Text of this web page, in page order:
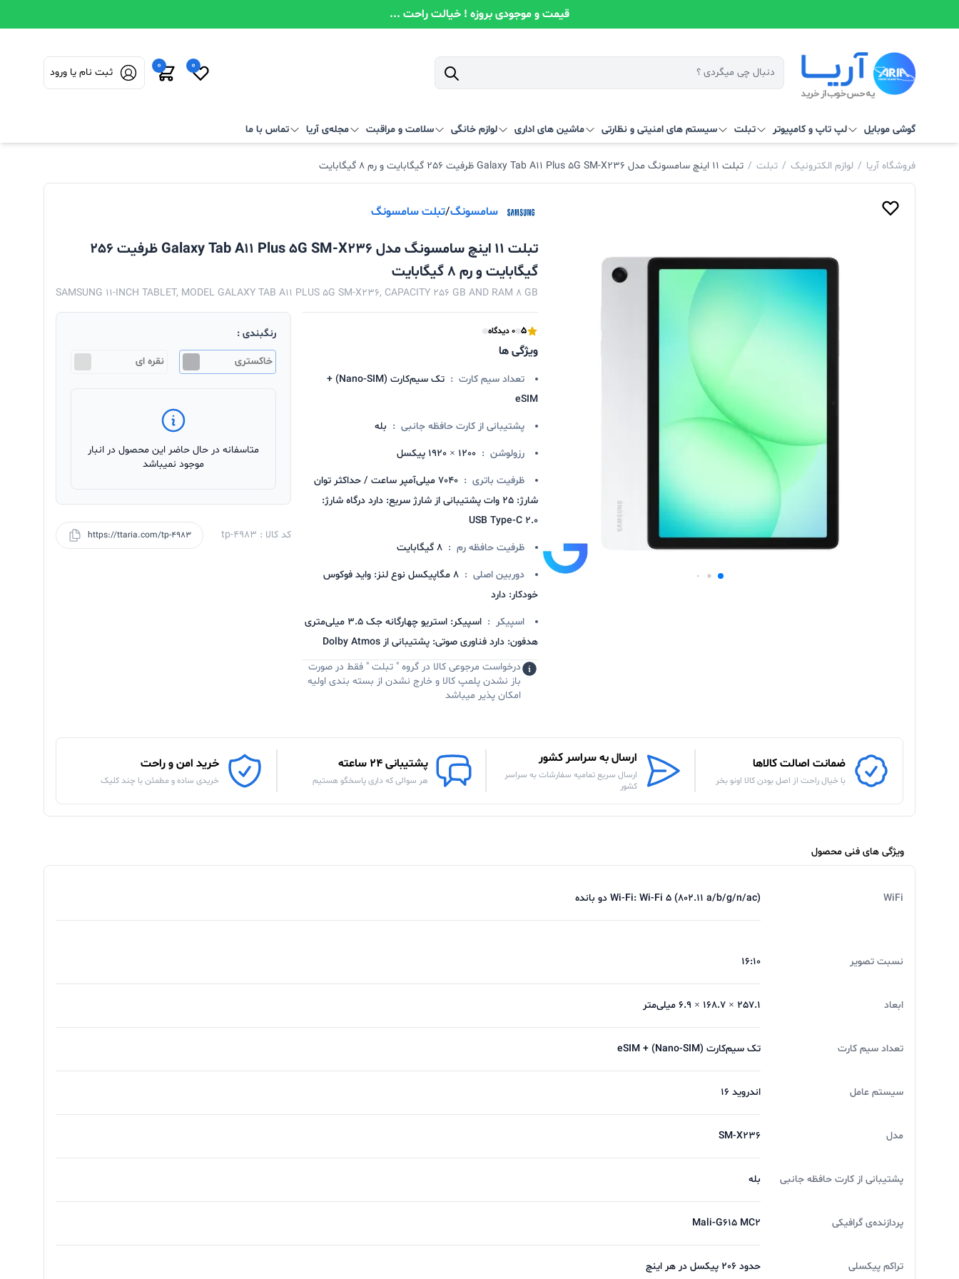
قیمت و موجودی بروزه ! خیالت راحت ...
0
0
ثبت نام یا ورود
گوشی موبایل لپ تاپ و کامپیوتر تبلت سیستم‌ های امنیتی و نظارتی ماشین های اداری لوازم خانگی سلامت و مراقبت مجله‌ی آریا تماس با ما
فروشگاه آریا / لوازم الکترونیک / تبلت / تبلت 11 اینچ سامسونگ مدل Galaxy Tab A11 Plus 5G SM-X236 ظرفیت 256 گیگابایت و رم 8 گیگابایت
سامسونگ/تبلت سامسونگ
تبلت 11 اینچ سامسونگ مدل Galaxy Tab A11 Plus 5G SM-X236 ظرفیت 256
گیگابایت و رم 8 گیگابایت
SAMSUNG 11-INCH TABLET, MODEL GALAXY TAB A11 PLUS 5G SM-X236, CAPACITY 256 GB AND RAM 8 GB
5 0 دیدگاه
ویژگی ها
تعداد سیم کارت :
تک سیم‌کارت (Nano‑SIM) +
eSIM
پشتیبانی از کارت حافظه جانبی : بله
رزولوشن : 1200 × 1920 پیکسل
ظرفیت باتری :
7040 میلی‌آمپر ساعت / حداکثر توان
شارژ: 25 وات پشتیبانی از شارژ سریع: دارد درگاه شارژ:
USB Type‑C 2.0
ظرفیت حافظه رم : 8 گیگابایت
دوربین اصلی :
8 مگاپیکسل نوع لنز: واید فوکوس
خودکار: دارد
اسپیکر
:
اسپیکر: استریو چهارگانه جک 3.5 میلی‌متری
هدفون: دارد فناوری صوتی: پشتیبانی از Dolby Atmos
درخواست مرجوعی کالا در گروه " تبلت " فقط در صورت
باز نشدن پلمپ کالا و خارج نشدن از بسته بندی اولیه
امکان پذیر میباشد
رنگبندی :
خاکستری نقره ای
متاسفانه در حال حاضر این محصول در انبار
موجود نمیباشد
کد کالا : tp-4983 https://ttaria.com/tp-4983
ضمانت اصالت کالاها
با خیال راحت از اصل بودن کالا اونو بخر
ارسال به سراسر کشور
ارسال سریع تمامیه سفارشات به سراسر
کشور
پشتیبانی 24 ساعته
هر سوالی که داری پاسخگو هستیم
خرید امن و راحت
خریدی ساده و مطمئن با چند کلیک
ویژگی های فنی محصول
WiFi Wi‑Fi: Wi‑Fi 5 (802.11 a/b/g/n/ac) دو بانده
نسبت تصویر 16:10
ابعاد 257.1 × 168.7 × 6.9 میلی‌متر
تعداد سیم کارت تک سیم‌کارت (Nano‑SIM) + eSIM
سیستم عامل اندروید 16
مدل SM‑X236
پشتیبانی از کارت حافظه جانبی بله
پردازنده‌ی گرافیکی Mali‑G615 MC2
تراکم پیکسلی حدود 206 پیکسل در هر اینچ